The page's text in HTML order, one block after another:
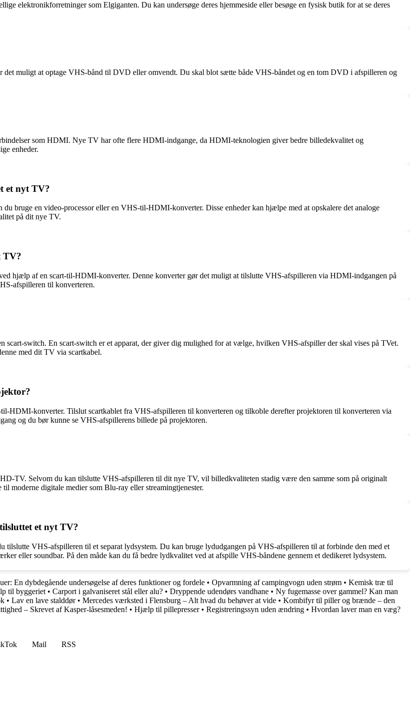
elektronikforretninger som Elgiganten. Du kan undersøge deres hjemmeside eller besøge en fysisk butik for at se deres
muligt at optage VHS-bånd til DVD eller omvendt. Du skal blot sætte både VHS-båndet og en tom DVD i afspilleren og
som HDMI. Nye TV har ofte flere HDMI-indgange, da HDMI-teknologien giver bedre billedekvalitet og
enheder.
et nyt TV?
bruge en video-processor eller en VHS-til-HDMI-konverter. Disse enheder kan hjælpe med at opskalere det analoge
på dit nye TV.
TV?
hjælp af en scart-til-HDMI-konverter. Denne konverter gør det muligt at tilslutte VHS-afspilleren via HDMI-indgangen på
afspilleren til konverteren.
switch. En scart-switch er et apparat, der giver dig mulighed for at vælge, hvilken VHS-afspiller der skal vises på TVet.
med dit TV via scartkabel.
HDMI-konverter. Tilslut scartkablet fra VHS-afspilleren til konverteren og tilkoble derefter projektoren til konverteren via
og du bør kunne se VHS-afspillerens billede på projektoren.
TV. Selvom du kan tilslutte VHS-afspilleren til dit nye TV, vil billedkvaliteten stadig være den samme som på originalt
moderne digitale medier som Blu-ray eller streamingtjenester.
et nyt TV?
VHS-afspilleren til et separat lydsystem. Du kan bruge lydudgangen på VHS-afspilleren til at forbinde den med et
eller soundbar. På den måde kan du få bedre lydkvalitet ved at afspille VHS-båndene gennem et dedikeret lydsystem.
En dybdegående undersøgelse af deres funktioner og fordele • Opvarmning af campingvogn uden strøm • Kemisk træ til
til byggeriet • Carport i galvaniseret stål eller alu? • Dryppende udendørs vandhane • Ny fugemasse over gammel? Kan man
• Lav en lave stalddør• Mercedes værksted i Flensburg – Alt hvad du behøver at vide • Kombifyr til piller og brænde – den
– Skrevet af Kasper-låsesmeden! • Hjælp til pillepresser• Registreringssyn uden ændring • Hvordan laver man en væg?
Mail
RSS